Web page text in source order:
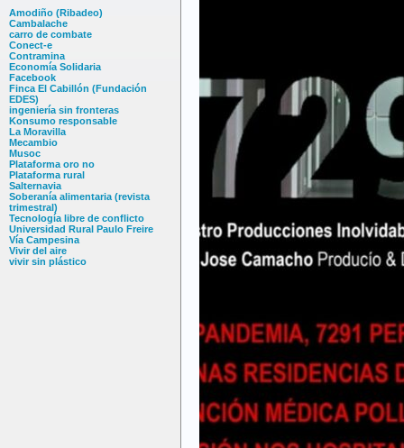
Amodiño (Ribadeo)
Cambalache
carro de combate
Conect-e
Contramina
Economía Solidaria
Facebook
Finca El Cabillón (Fundación
EDES)
ingeniería sin fronteras
Konsumo responsable
La Moravilla
Mecambio
Musoc
Plataforma oro no
Plataforma rural
Salternavia
Soberanía alimentaria (revista
trimestral)
Tecnología libre de conflicto
Universidad Rural Paulo Freire
Vía Campesina
Vivir del aire
vivir sin plástico